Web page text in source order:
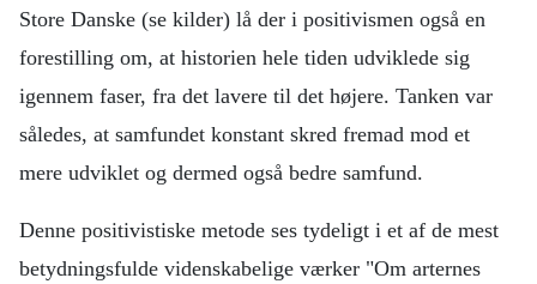
Store Danske (se kilder) lå der i positivismen også en
forestilling om, at historien hele tiden udviklede sig
igennem faser, fra det lavere til det højere. Tanken var
således, at samfundet konstant skred fremad mod et
mere udviklet og dermed også bedre samfund.
Denne positivistiske metode ses tydeligt i et af de mest
betydningsfulde videnskabelige værker "Om arternes